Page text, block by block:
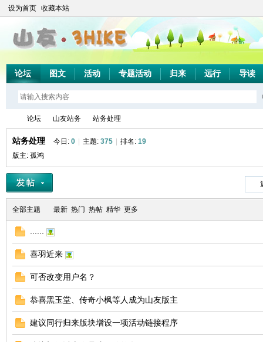
设为首页 收藏本站
论坛 图文 活动 专题活动 归来 远行 导读
山 »
论坛
›
山友站务
›
站务处理
站务处理 今日: 0 主题: 375 排名: 19
版主: 孤鸿
全部主题 最新 热门 热帖 精华 更多
喜羽近来
可否改变用户名？
恭喜黑玉堂、传奇小枫等人成为山友版主
建议同行归来版块增设一项活动链接程序